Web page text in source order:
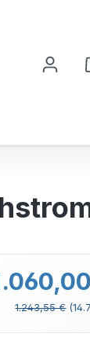
Regulärer Preis:
1.243,55 €